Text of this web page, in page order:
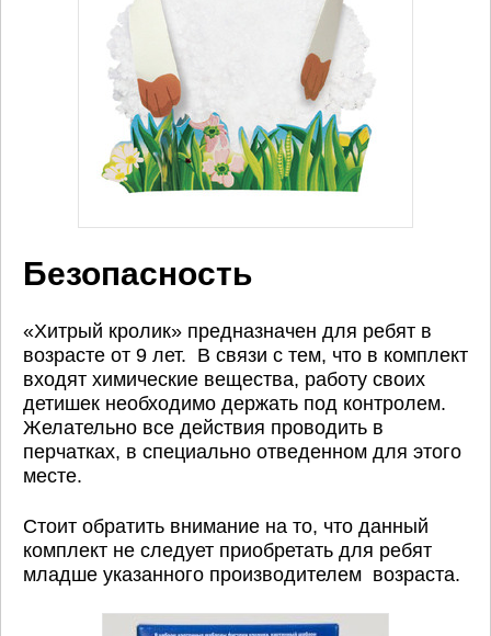
Безопасность
«Хитрый кролик» предназначен для ребят в
возрасте от 9 лет. В связи с тем, что в комплект
входят химические вещества, работу своих
детишек необходимо держать под контролем.
Желательно все действия проводить в
перчатках, в специально отведенном для этого
месте.
Стоит обратить внимание на то, что данный
комплект не следует приобретать для ребят
младше указанного производителем возраста.